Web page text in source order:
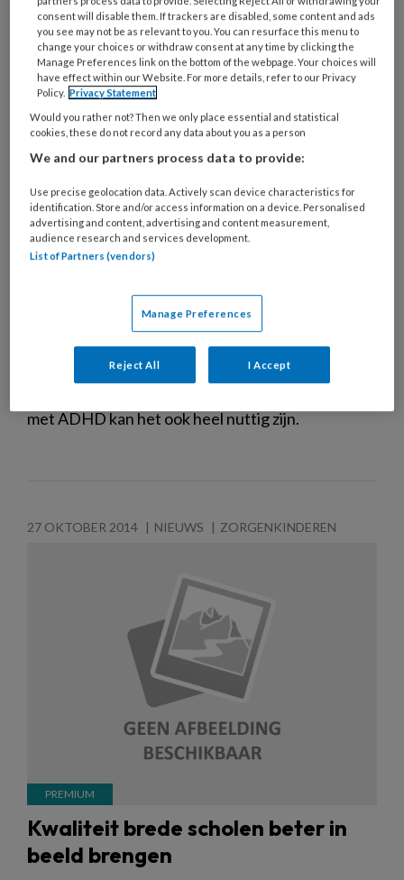
15 APRIL 2016 NIEUWS ZORGENKINDEREN
Serious games helpen bij ADHD
met ADHD kan het ook heel nuttig zijn.
27 OKTOBER 2014 NIEUWS ZORGENKINDEREN
Kwaliteit brede scholen beter in
beeld brengen
consent will disable them. If trackers are disabled, some content and ads
you see may not be as relevant to you. You can resurface this menu to
change your choices or withdraw consent at any time by clicking the
Manage Preferences link on the bottom of the webpage. Your choices will
have effect within our Website. For more details, refer to our Privacy
Policy. Privacy Statement
Would you rather not? Then we only place essential and statistical
cookies, these do not record any data about you as a person
We and our partners process data to provide:
Use precise geolocation data. Actively scan device characteristics for
identification. Store and/or access information on a device. Personalised
advertising and content, advertising and content measurement,
audience research and services development.
List of Partners (vendors)
Manage Preferences
Reject All I Accept